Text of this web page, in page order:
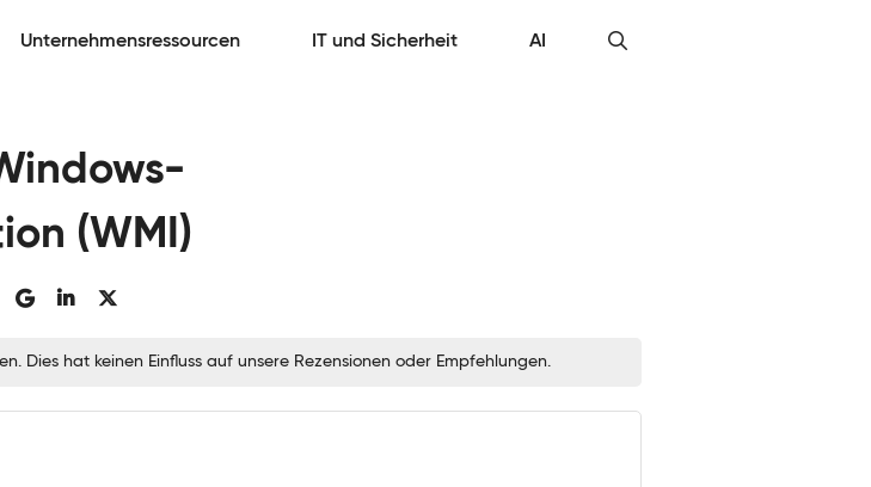
Unternehmensressourcen IT und Sicherheit AI
(WMI)
Dies hat keinen Einfluss auf unsere Rezensionen oder Empfehlungen.